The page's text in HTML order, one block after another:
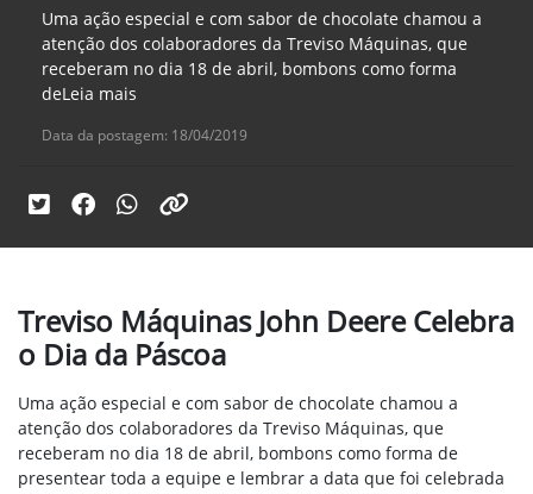
Uma ação especial e com sabor de chocolate chamou a
atenção dos colaboradores da Treviso Máquinas, que
receberam no dia 18 de abril, bombons como forma
deLeia mais
Data da postagem: 18/04/2019
Treviso Máquinas John Deere Celebra
o Dia da Páscoa
Uma ação especial e com sabor de chocolate chamou a
atenção dos colaboradores da Treviso Máquinas, que
receberam no dia 18 de abril, bombons como forma de
presentear toda a equipe e lembrar a data que foi celebrada